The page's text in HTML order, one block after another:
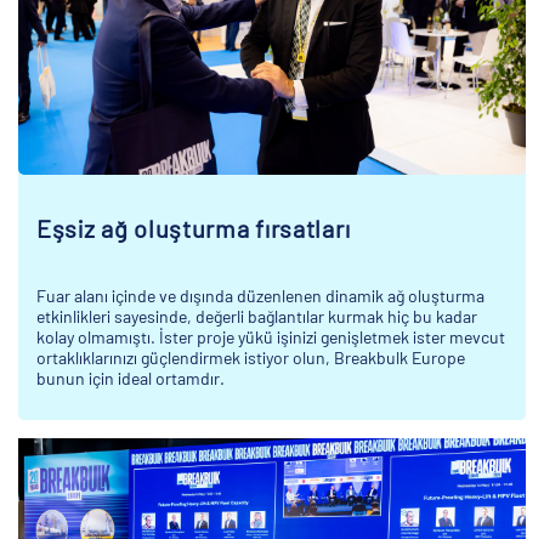
Eşsiz ağ oluşturma fırsatları
Fuar alanı içinde ve dışında düzenlenen dinamik ağ oluşturma
etkinlikleri sayesinde, değerli bağlantılar kurmak hiç bu kadar
kolay olmamıştı. İster proje yükü işinizi genişletmek ister mevcut
ortaklıklarınızı güçlendirmek istiyor olun, Breakbulk Europe
bunun için ideal ortamdır.